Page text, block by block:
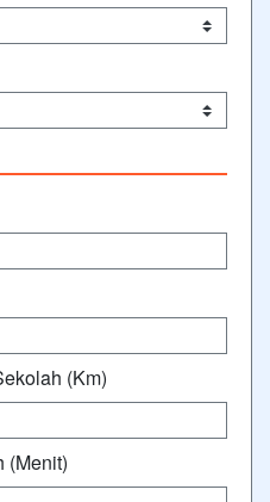
(Km)
(Menit)